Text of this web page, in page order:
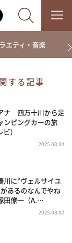
とものいたっ
やねん！？」
エティ・音楽 ド
する記事
ナ 四万十川から足
ンピングカーの旅
ビ）
2025.08.04
川に“ヴェルサイユ
あるのなんでやね
田僚一（A.…
2025.08.02